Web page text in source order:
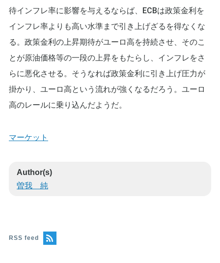
待インフレ率に影響を与えるならば、ECBは政策金利を
インフレ率よりも高い水準まで引き上げざるを得なくな
る。政策金利の上昇期待がユーロ高を持続させ、そのこ
とが原油価格等の一段の上昇をもたらし、インフレをさ
らに悪化させる。そうなれば政策金利に引き上げ圧力が
掛かり、ユーロ高という流れが強くなるだろう。ユーロ
高のレールに乗り込んだようだ。
マーケット
Author(s)
曽我 純
RSS feed